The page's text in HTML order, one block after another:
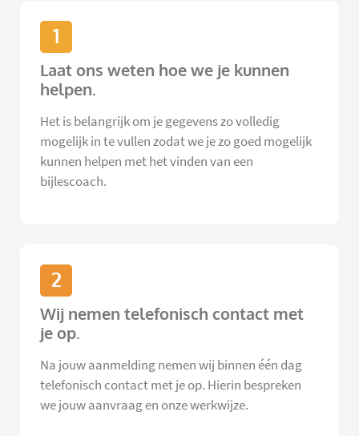
1
Laat ons weten hoe we je kunnen
helpen.
Het is belangrijk om je gegevens zo volledig
mogelijk in te vullen zodat we je zo goed mogelijk
kunnen helpen met het vinden van een
bijlescoach.
2
Wij nemen telefonisch contact met
je op.
Na jouw aanmelding nemen wij binnen één dag
telefonisch contact met je op. Hierin bespreken
we jouw aanvraag en onze werkwijze.